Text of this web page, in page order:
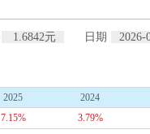
1.6842元 日期 2026-
2025
7.15%
2024
3.79%